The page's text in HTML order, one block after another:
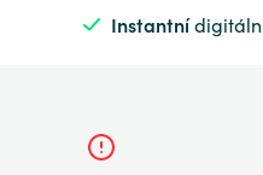
Instantní